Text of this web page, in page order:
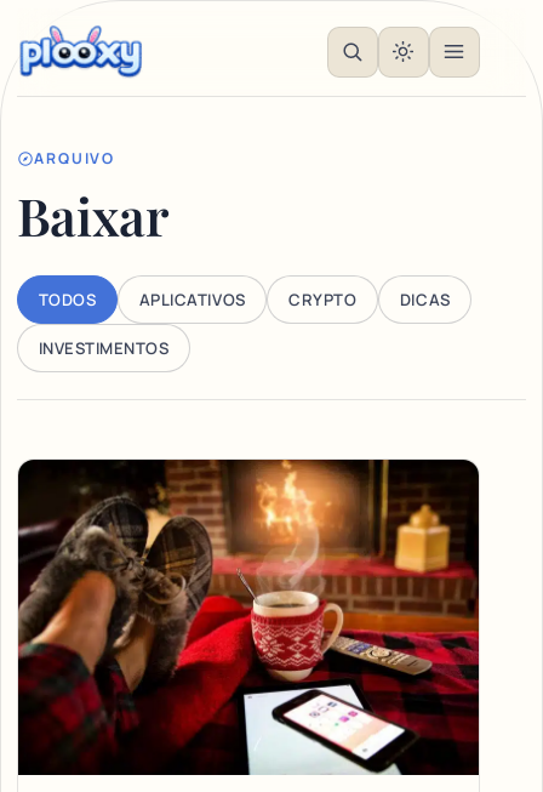
ARQUIVO
Baixar
TODOS APLICATIVOS CRYPTO DICAS
INVESTIMENTOS
Articles